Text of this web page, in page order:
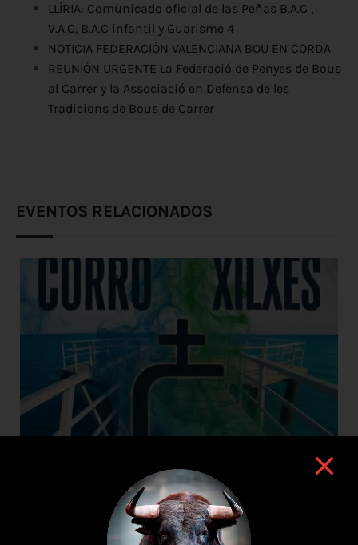
LLÍRIA: Comunicado oficial de las Peñas B.A.C ,
V.A.C, B.A.C infantil y Guarisme 4
NOTICIA FEDERACIÓN VALENCIANA BOU EN CORDA
REUNIÓN URGENTE La Federació de Penyes de Bous
al Carrer y la Associació en Defensa de les
Tradicions de Bous de Carrer
EVENTOS RELACIONADOS